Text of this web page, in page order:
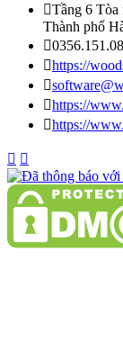
Tầng 6 Tòa
Thành phố

https://

https://
https://
 